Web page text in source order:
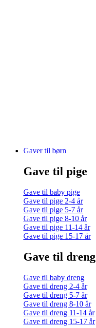
Gaver til børn
Gave til pige
Gave til baby pige
Gave til pige 2-4 år
Gave til pige 5-7 år
Gave til pige 8-10 år
Gave til pige 11-14 år
Gave til pige 15-17 år
Gave til dreng
Gave til baby dreng
Gave til dreng 2-4 år
Gave til dreng 5-7 år
Gave til dreng 8-10 år
Gave til dreng 11-14 år
Gave til dreng 15-17 år